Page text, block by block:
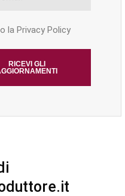
la Privacy Policy
RICEVI GLI